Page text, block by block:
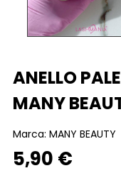
ANELLO
MANY
Marca: MANY BEAUTY
5,90 €